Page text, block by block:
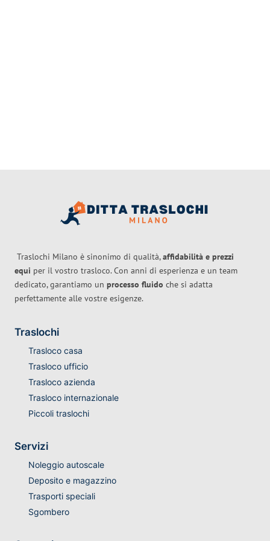
Traslochi Milano è sinonimo di qualità,affidabilità e prezzi
equi per il vostro trasloco. Con anni di esperienza e un team
dedicato, garantiamo un processo fluido che si adatta
perfettamente alle vostre esigenze.
Traslochi
Trasloco casa
Trasloco ufficio
Trasloco azienda
Trasloco internazionale
Piccoli traslochi
Servizi
Noleggio autoscale
Deposito e magazzino
Trasporti speciali
Sgombero